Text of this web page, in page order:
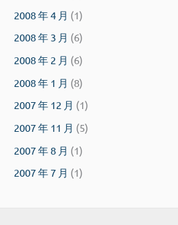
2008 年 4 月 (1)
2008 年 3 月 (6)
2008 年 2 月 (6)
2008 年 1 月 (8)
2007 年 12 月 (1)
2007 年 11 月 (5)
2007 年 8 月 (1)
2007 年 7 月 (1)